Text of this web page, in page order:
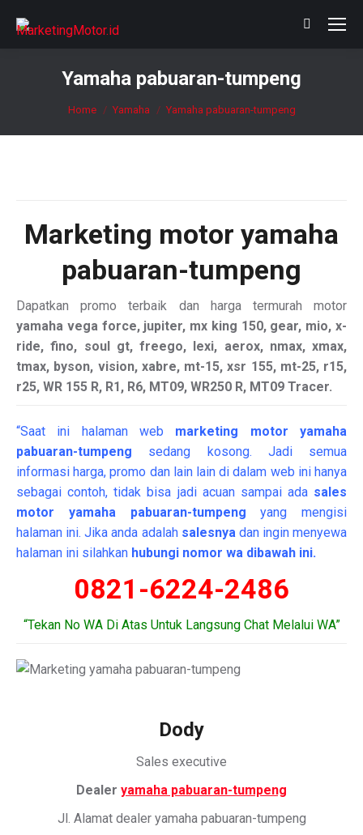
Search:
Yamaha pabuaran-tumpeng
You are here:
Home Yamaha Yamaha pabuaran-tumpeng
Marketing motor yamaha
pabuaran-tumpeng
Dapatkan promo terbaik dan harga termurah motor
yamaha vega force, jupiter, mx king 150, gear, mio, x-
ride, fino, soul gt, freego, lexi, aerox, nmax, xmax,
tmax, byson, vision, xabre, mt-15, xsr 155, mt-25, r15,
r25, WR 155 R, R1, R6, MT09, WR250 R, MT09 Tracer.
“Saat ini halaman web marketing motor
yamaha
pabuaran-tumpeng sedang kosong. Jadi semua
informasi harga, promo dan lain lain di dalam web ini hanya
sebagai contoh, tidak bisa jadi acuan sampai ada sales
motor yamaha pabuaran-tumpengyang mengisi
halaman ini. Jika anda adalah salesnyadan ingin menyewa
halaman ini silahkan hubungi nomor wa dibawah ini.
0821-6224-2486
“Tekan No WA Di Atas Untuk Langsung Chat Melalui WA”
Dody
Sales executive
Dealer yamaha pabuaran-tumpeng
Jl. Alamat dealer yamaha pabuaran-tumpeng